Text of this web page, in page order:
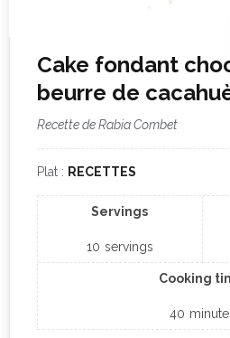
Cake fondant
beurre de
Recette de Rabia Combet
Plat : RECETTES
Servings
10 servings
Cooking
40